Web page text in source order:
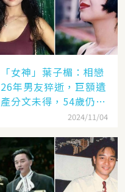
「女神」葉子楣：相戀
26年男友猝逝，巨額遺
產分文未得，54歲仍單
2024/11/04